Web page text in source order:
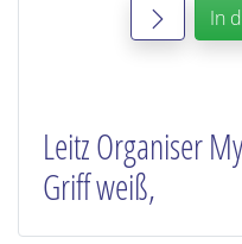
In
Leitz Organiser
Griff weiß,